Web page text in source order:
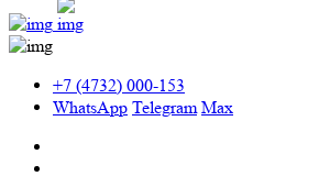
+7 (4732) 000-153
WhatsApp Telegram Max